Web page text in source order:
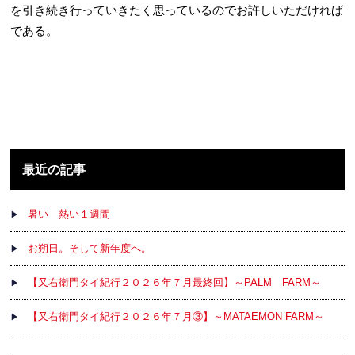
を引き続き行っていきたく思っているのでお許しいただければ
である。
最近の記事
暑い 熱い１週間
お朔日。そして新年度へ。
【又右衛門タイ紀行２０２６年７月最終回】～PALM FARM～
【又右衛門タイ紀行２０２６年７月③】～MATAEMON FARM～